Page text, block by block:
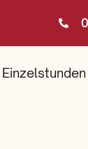
Einzelstunden